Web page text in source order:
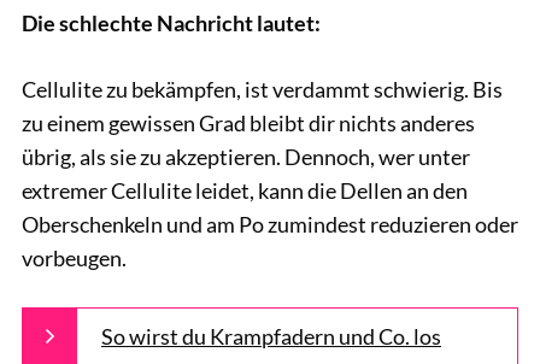
Die schlechte Nachricht lautet:
Cellulite zu bekämpfen, ist verdammt schwierig. Bis
zu einem gewissen Grad bleibt dir nichts anderes
übrig, als sie zu akzeptieren. Dennoch, wer unter
extremer Cellulite leidet, kann die Dellen an den
Oberschenkeln und am Po zumindest reduzieren oder
vorbeugen.
So wirst du Krampfadern und Co. los